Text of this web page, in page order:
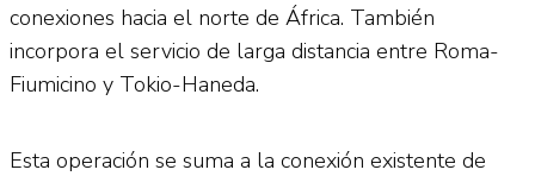
conexiones hacia el norte de África. También
incorpora el servicio de larga distancia entre Roma-
Fiumicino y Tokio-Haneda.
Esta operación se suma a la conexión existente de